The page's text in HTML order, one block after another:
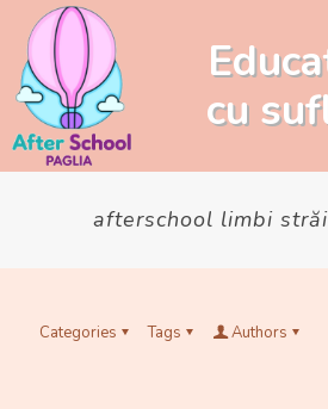
cu
afterschool limbi
Categories Tags Authors